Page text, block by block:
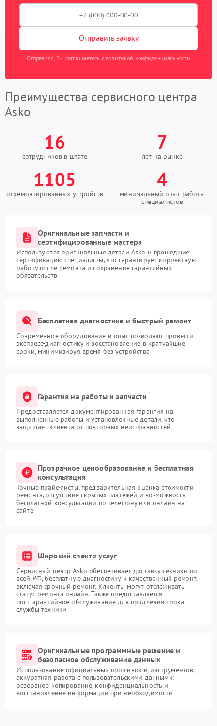
Отправить заявку
Отправляя, Вы соглашаетесь с политикой конфиденциальности
Преимущества сервисного центра
Asko
16
сотрудников в штате
7
лет на рынке
1105
отремонтированных устройств
4
минимальный опыт работы
специалистов
Оригинальные запчасти и
сертифицированные мастера
Используются оригинальные детали Asko и прошедшие
сертификацию специалисты, что гарантирует корректную
работу после ремонта и сохранение гарантийных
обязательств
Бесплатная диагностика и быстрый ремонт
Современное оборудование и опыт позволяют провести
экспресс-диагностику и восстановление в кратчайшие
сроки, минимизируя время без устройства
Гарантия на работы и запчасти
Предоставляется документированная гарантия на
выполненные работы и установленные детали, что
защищает клиента от повторных неисправностей
Прозрачное ценообразование и бесплатная
консультация
Точные прайс-листы, предварительная оценка стоимости
ремонта, отсутствие скрытых платежей и возможность
бесплатной консультации по телефону или онлайн на
сайте
Широкий спектр услуг
Сервисный центр Asko обеспечивает доставку техники по
всей РФ, бесплатную диагностику и качественный ремонт,
включая срочный ремонт. Клиенты могут отслеживать
статус ремонта онлайн. Также предоставляется
постгарантийное обслуживание для продления срока
службы техники
Оригинальные программные решение и
безопасное обслуживание данных
Использование официальных прошивок и инструментов,
аккуратная работа с пользовательскими данными:
резервное копирование, конфиденциальность и
восстановление информации при необходимости